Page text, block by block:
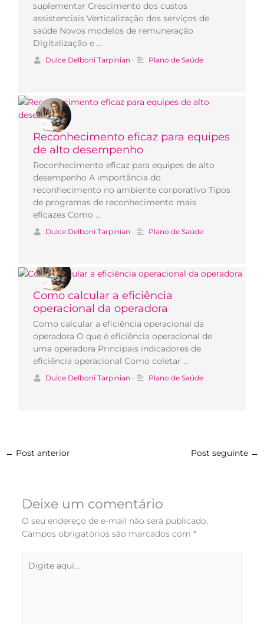
suplementar Crescimento dos custos
assistenciais Verticalização dos serviços de
saúde Novos modelos de remuneração
Digitalização e …
Dulce Delboni Tarpinian • Plano de Saúde
Reconhecimento eficaz para equipes
de alto desempenho
Reconhecimento eficaz para equipes de alto
desempenho A importância do
reconhecimento no ambiente corporativo Tipos
de programas de reconhecimento mais
eficazes Como …
Dulce Delboni Tarpinian • Plano de Saúde
Como calcular a eficiência
operacional da operadora
Como calcular a eficiência operacional da
operadora O que é eficiência operacional de
uma operadora Principais indicadores de
eficiência operacional Como coletar …
Dulce Delboni Tarpinian • Plano de Saúde
← Post anterior Post seguinte →
Deixe um comentário
O seu endereço de e-mail não será publicado.
Campos obrigatórios são marcados com *
aqui...